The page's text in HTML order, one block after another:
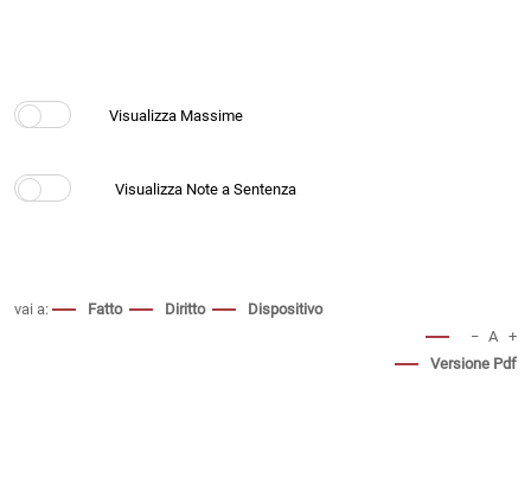
vai a: Fatto Diritto
Dispositivo
− A +
Versione Pdf